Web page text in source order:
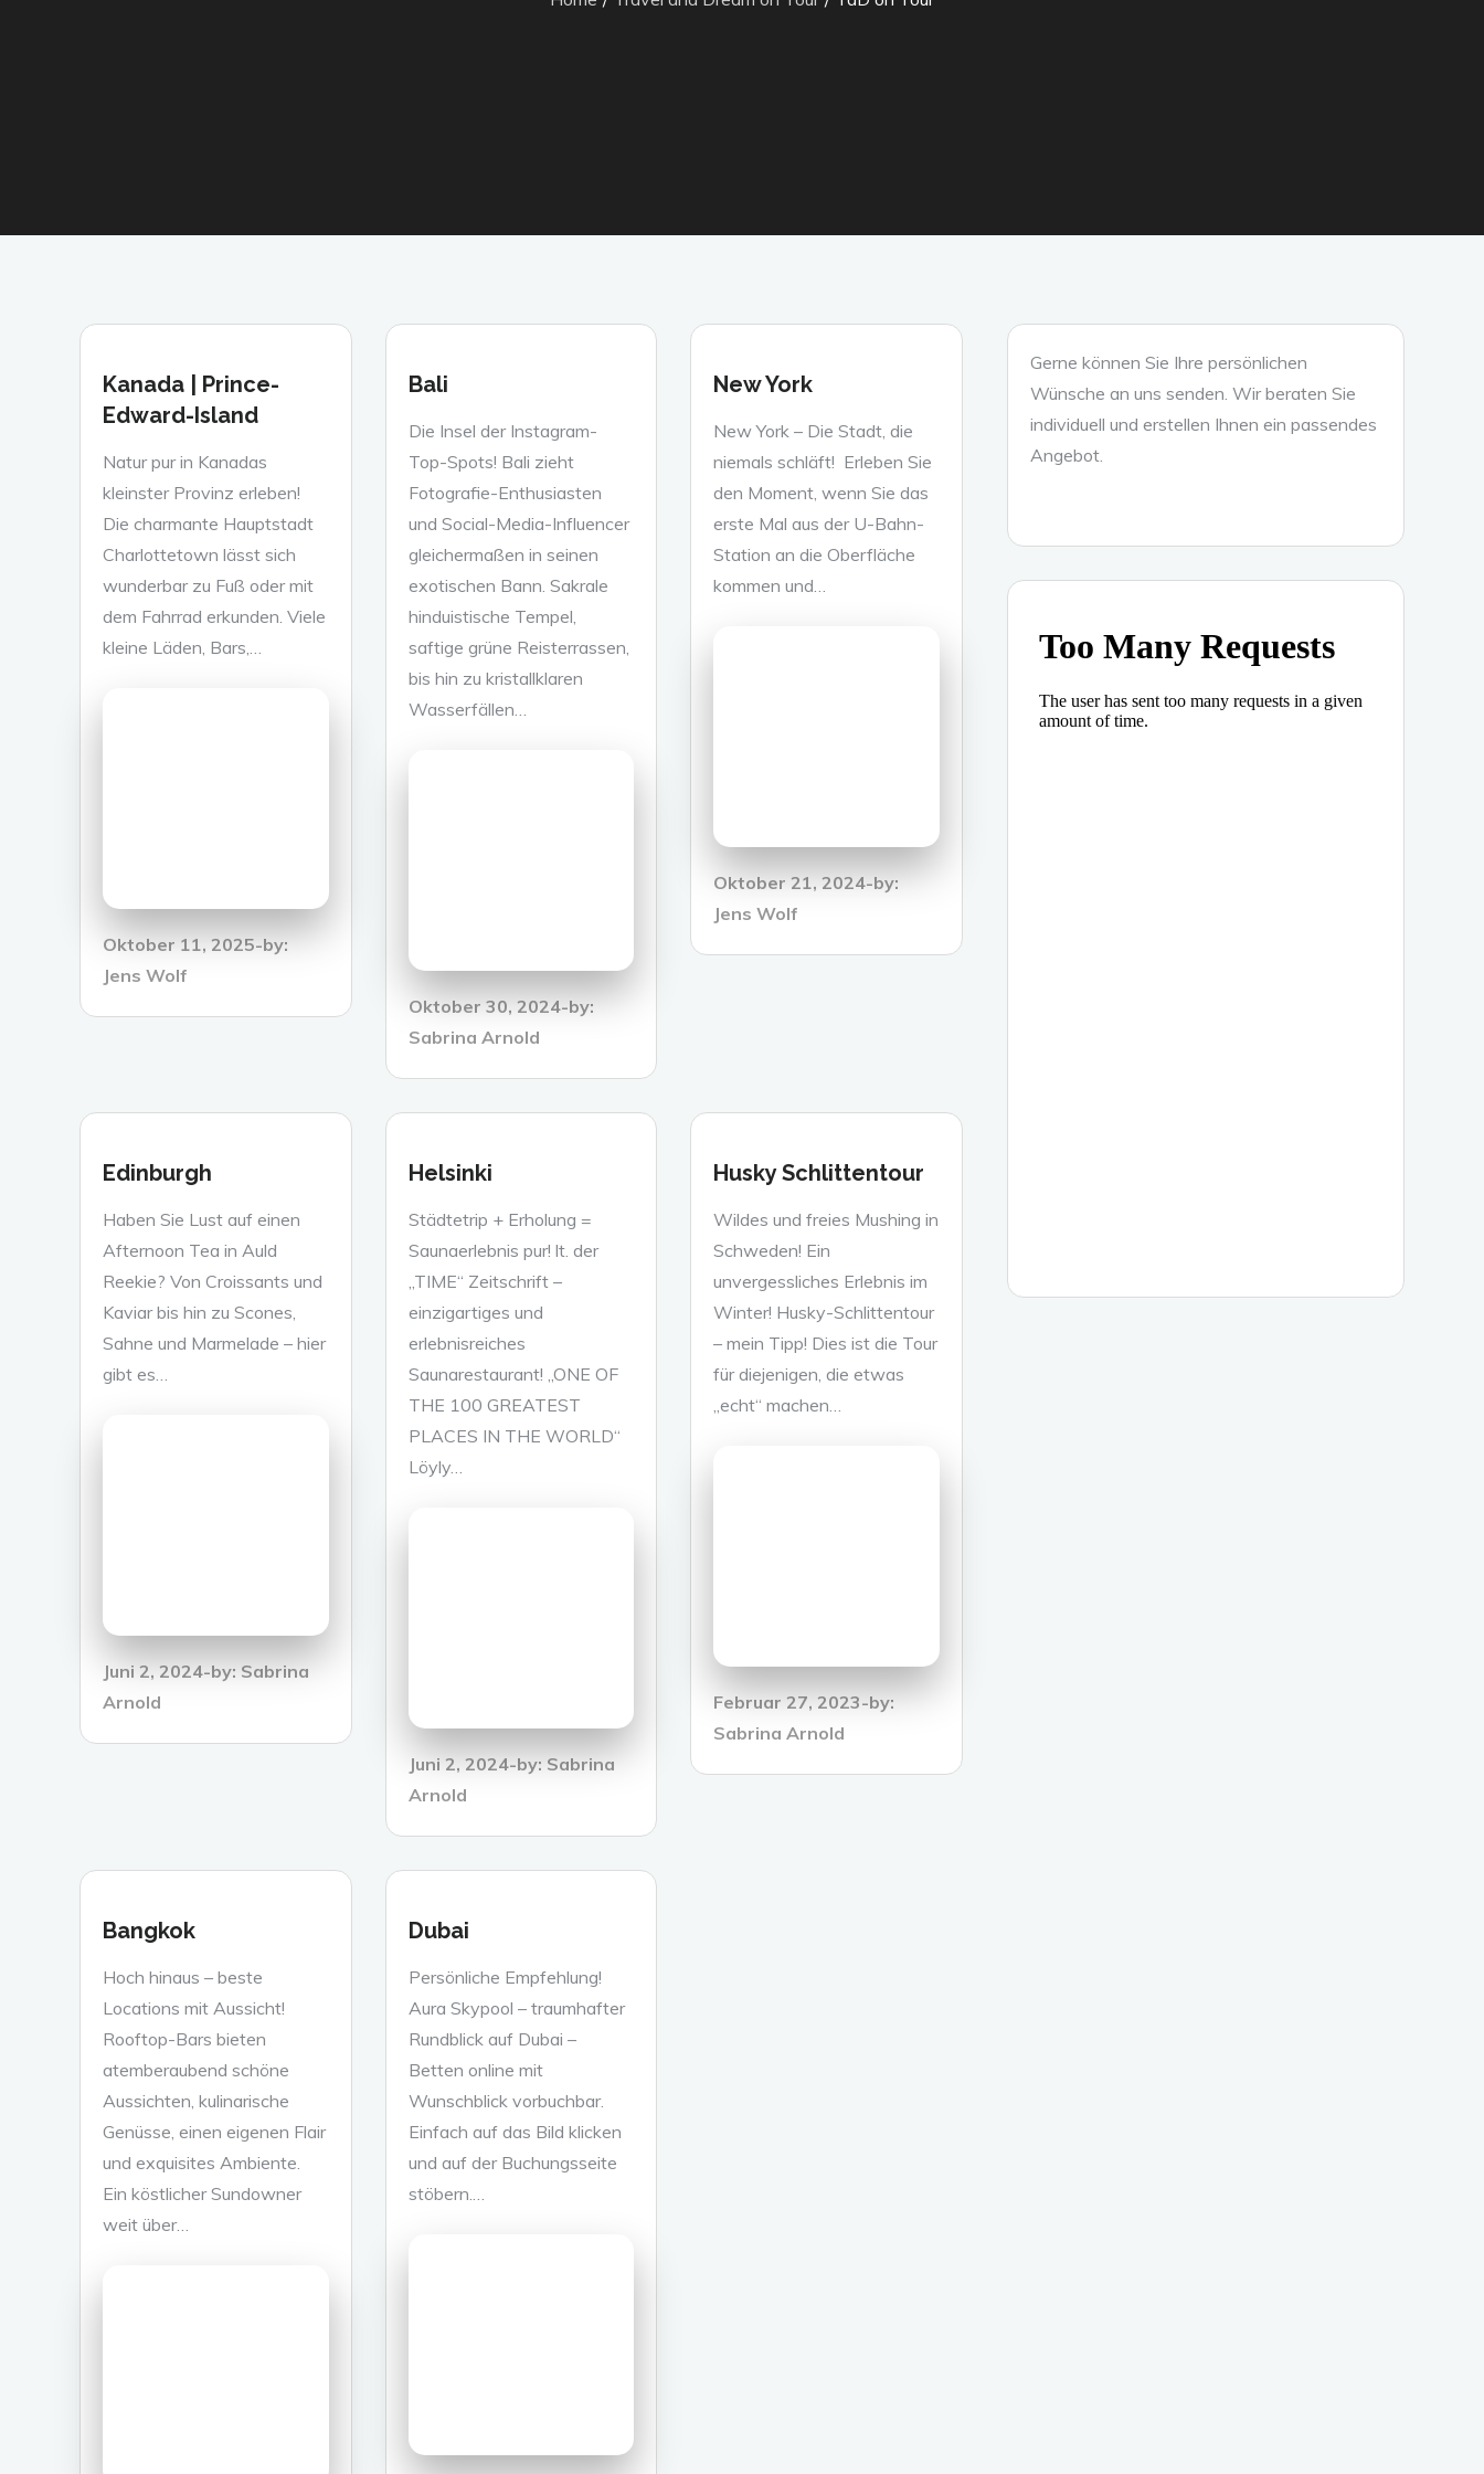
Kanada | Prince-
Edward-Island
Natur pur in Kanadas
kleinster Provinz erleben!
Die charmante Hauptstadt
Charlottetown lässt sich
wunderbar zu Fuß oder mit
dem Fahrrad erkunden. Viele
kleine Läden, Bars,…
Posted
on
Oktober 11, 2025 by:
Jens Wolf
Bali
Die Insel der Instagram-
Top-Spots! Bali zieht
Fotografie-Enthusiasten
und Social-Media-Influencer
gleichermaßen in seinen
exotischen Bann. Sakrale
hinduistische Tempel,
saftige grüne Reisterrassen,
bis hin zu kristallklaren
Wasserfällen…
Posted
on
Oktober 30, 2024 by:
Sabrina Arnold
New York
New York – Die Stadt, die
niemals schläft! Erleben Sie
den Moment, wenn Sie das
erste Mal aus der U-Bahn-
Station an die Oberfläche
kommen und…
Posted
on
Oktober 21, 2024 by:
Jens Wolf
Edinburgh
Haben Sie Lust auf einen
Afternoon Tea in Auld
Reekie? Von Croissants und
Kaviar bis hin zu Scones,
Sahne und Marmelade – hier
gibt es…
Posted
on
Juni 2, 2024 by: Sabrina
Arnold
Helsinki
Städtetrip + Erholung =
Saunaerlebnis pur! lt. der
„TIME“ Zeitschrift –
einzigartiges und
erlebnisreiches
Saunarestaurant! „ONE OF
THE 100 GREATEST
PLACES IN THE WORLD“
Löyly…
Posted
on
Juni 2, 2024 by: Sabrina
Arnold
Husky Schlittentour
Wildes und freies Mushing in
Schweden! Ein
unvergessliches Erlebnis im
Winter! Husky-Schlittentour
– mein Tipp! Dies ist die Tour
für diejenigen, die etwas
„echt“ machen…
Posted
on
Februar 27, 2023 by:
Sabrina Arnold
Bangkok
Hoch hinaus – beste
Locations mit Aussicht!
Rooftop-Bars bieten
atemberaubend schöne
Aussichten, kulinarische
Genüsse, einen eigenen Flair
und exquisites Ambiente.
Ein köstlicher Sundowner
weit über…
Dubai
Persönliche Empfehlung!
Aura Skypool – traumhafter
Rundblick auf Dubai –
Betten online mit
Wunschblick vorbuchbar.
Einfach auf das Bild klicken
und auf der Buchungsseite
stöbern.…
Gerne können Sie Ihre persönlichen
Wünsche an uns senden. Wir beraten Sie
individuell und erstellen Ihnen ein passendes
Angebot.